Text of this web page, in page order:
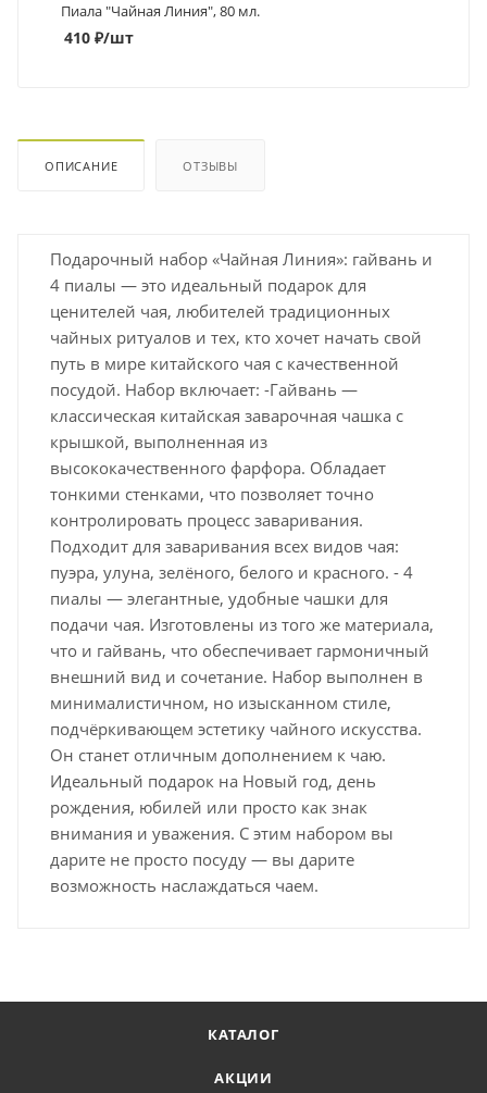
Пиала "Чайная Линия", 80 мл.
410₽/шт
ОПИСАНИЕ ОТЗЫВЫ
Подарочный набор «Чайная Линия»: гайвань и
4 пиалы — это идеальный подарок для
ценителей чая, любителей традиционных
чайных ритуалов и тех, кто хочет начать свой
путь в мире китайского чая с качественной
посудой. Набор включает: -Гайвань —
классическая китайская заварочная чашка с
крышкой, выполненная из
высококачественного фарфора. Обладает
тонкими стенками, что позволяет точно
контролировать процесс заваривания.
Подходит для заваривания всех видов чая:
пуэра, улуна, зелёного, белого и красного. - 4
пиалы — элегантные, удобные чашки для
подачи чая. Изготовлены из того же материала,
что и гайвань, что обеспечивает гармоничный
внешний вид и сочетание. Набор выполнен в
минималистичном, но изысканном стиле,
подчёркивающем эстетику чайного искусства.
Он станет отличным дополнением к чаю.
Идеальный подарок на Новый год, день
рождения, юбилей или просто как знак
внимания и уважения. С этим набором вы
дарите не просто посуду — вы дарите
возможность наслаждаться чаем.
КАТАЛОГ
АКЦИИ